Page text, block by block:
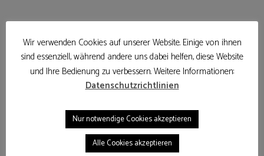
anderer Marmelade wie Erdbeere, Kirsch oder Pflaume
zubereiten. Je nach eurem Geschmack. Probiert sie gerne mal
Wir verwenden Cookies auf unserer Website. Einige von ihnen
sind essenziell, während andere uns dabei helfen, diese Website
und Ihre Bedienung zu verbessern. Weitere Informationen:
Datenschutzrichtlinien
Nur notwendige Cookies akzeptieren
Alle Cookies akzeptieren